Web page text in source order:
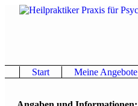
Start Meine Angebote